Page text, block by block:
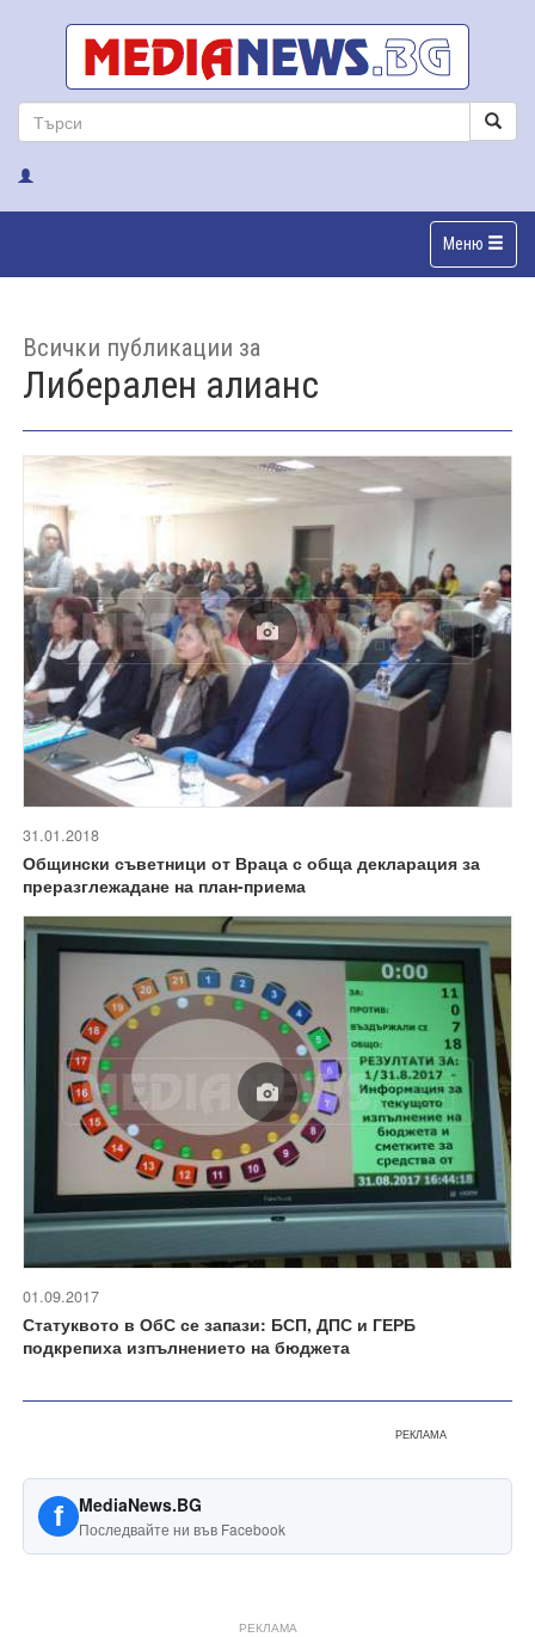
Меню
Всички публикации за
Либерален алианс
31.01.2018
Общински съветници от Враца с обща декларация за
преразглежадане на план-приема
01.09.2017
Статуквото в ОбС се запази: БСП, ДПС и ГЕРБ
подкрепиха изпълнението на бюджета
РЕКЛАМА
f MediaNews.BG
Последвайте ни във Facebook
РЕКЛАМА